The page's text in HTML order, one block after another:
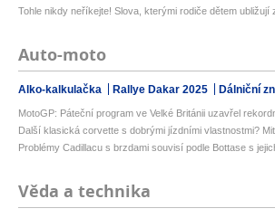
Tohle nikdy neříkejte! Slova, kterými rodiče dětem ubližují
Auto-moto
Alko-kalkulačka Rallye Dakar 2025 Dálniční
MotoGP: Páteční program ve Velké Británii uzavřel
Další klasická corvette s dobrými jízdními vlastnostmi?
Problémy Cadillacu s brzdami souvisí podle Bottase s
Věda a technika